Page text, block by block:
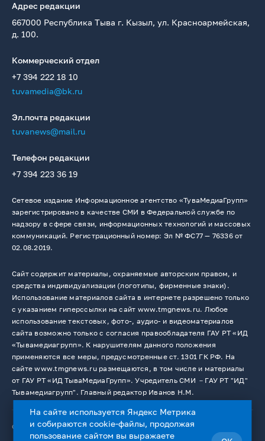
Адрес редакции
667000 Республика Тыва г. Кызыл, ул. Красноармейская,
д. 100.
Коммерческий отдел
+7 394 222 18 10
tuvamedia@bk.ru
Эл.почта редакции
tuvanews@mail.ru
Телефон редакции
+7 394 223 36 19
Сетевое издание Информационное агентство «ТуваМедиаГрупп»
зарегистрировано в качестве СМИ в Федеральной службе по
надзору в сфере связи, информационных технологий и массовых
коммуникаций. Регистрационный номер: Эл № ФС77 — 76336 от
02.08.2019.
Сайт содержит материалы, охраняемые авторским правом, и
средства индивидуализации (логотипы, фирменные знаки).
Использование материалов сайта в интернете разрешено только
с указанием гиперссылки на сайт www.tmgnews.ru. Любое
использование текстовых, фото-, аудио- и видеоматериалов
сайта возможно только с согласия правообладателя ГАУ РТ «ИД
«Тывамедиагрупп». К нарушителям данного положения
применяются все меры, предусмотренные ст. 1301 ГК РФ. На
сайте www.tmgnews.ru размещаются, в том числе и материалы
от ГАУ РТ «ИД ТываМедиаГрупп». Учредитель СМИ －ГАУ РТ "ИД"
Тывамедиагрупп". Главный редактор Иванов Н.М.
© 2026. Все права защищены.
12+
На сайте используется Яндекс Метрика
и собираются cookie-файлы, продолжая
пользование сайтом вы выражаете